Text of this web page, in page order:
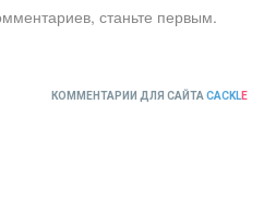
станьте первым.
КОММЕНТАРИИ ДЛЯ САЙТА CACKLE